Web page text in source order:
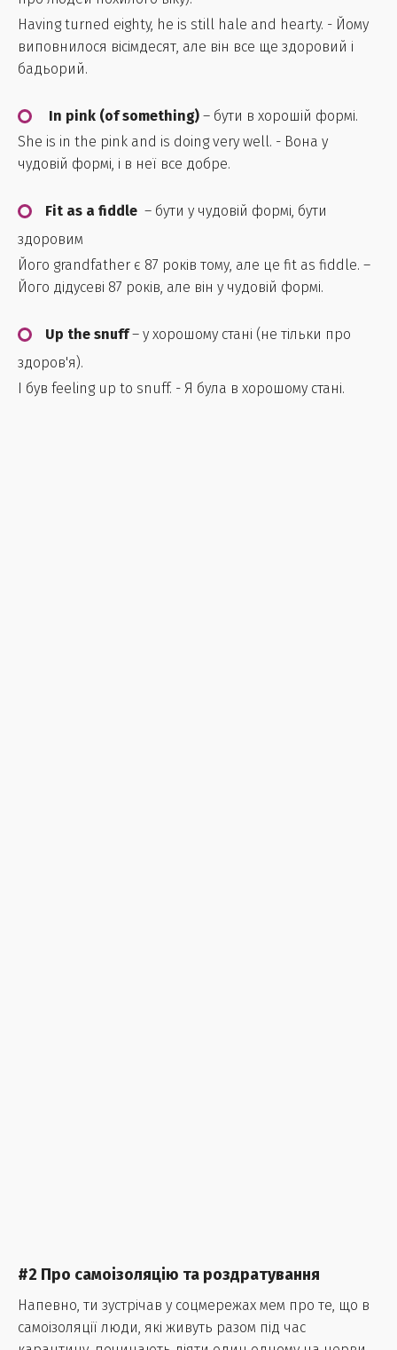
Having turned eighty, he is still hale and hearty. - Йому
виповнилося вісімдесят, але він все ще здоровий і
бадьорий.
In pink (of something) – бути в хорошій формі.
She is in the pink and is doing very well. - Вона у
чудовій формі, і в неї все добре.
Fit as a fiddle – бути у чудовій формі, бути
здоровим
Його grandfather є 87 років тому, але це fit as fiddle. –
Його дідусеві 87 років, але він у чудовій формі.
Up the snuff– у хорошому стані (не тільки про
здоров'я).
I був feeling up to snuff. - Я була в хорошому стані.
#2 Про самоізоляцію та роздратування
Напевно, ти зустрічав у соцмережах мем про те, що в
самоізоляції люди, які живуть разом під час